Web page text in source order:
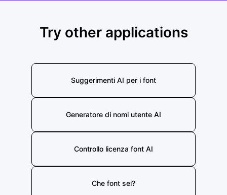
Try other applications
Suggerimenti AI per i font
Generatore di nomi utente AI
Controllo licenza font AI
Che font sei?